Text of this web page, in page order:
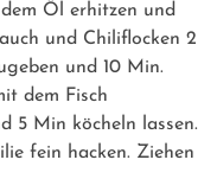
Öl erhitzen und
und Chiliflocken 2
und 10 Min.
dem Fisch
5 Min köcheln lassen.
fein hacken. Ziehen